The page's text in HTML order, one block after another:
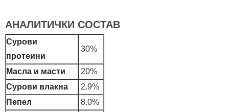
АНАЛИТИЧКИ СОСТАВ
Сурови
протеини
30%
Масла и масти
20%
Сурови влакна
2.9%
Пепел
8.0%